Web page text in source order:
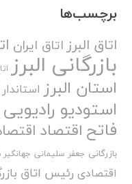
برچسب‌ها
اتاق البرز اتاق ایران
بازرگانی البرز
استان البرز استاندار
استودیو
فاتح اقتصاد
بازرگانی جعفر سلیمانی
اقتصادی رئیس اتاق